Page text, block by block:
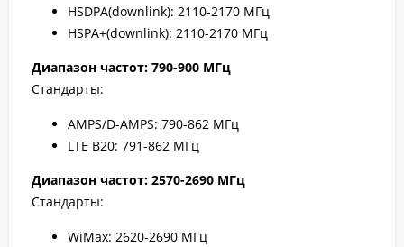
HSDPA(downlink): 2110-2170 МГц
HSPA+(downlink): 2110-2170 МГц
Диапазон частот: 790-900 МГц
Стандарты:
AMPS/D-AMPS: 790-862 МГц
LTE B20: 791-862 МГц
Диапазон частот: 2570-2690 МГц
Стандарты:
WiMax: 2620-2690 МГц